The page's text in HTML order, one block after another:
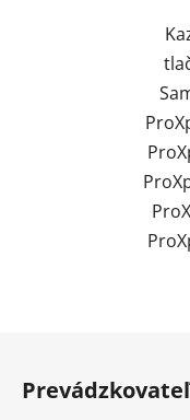
Prevádzkovateľ